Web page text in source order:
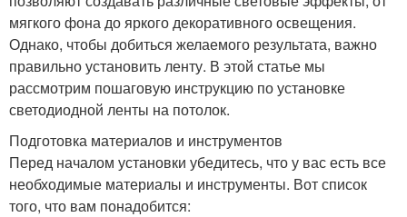
мягкого фона до яркого декоративного освещения.
Однако, чтобы добиться желаемого результата, важно
правильно установить ленту. В этой статье мы
рассмотрим пошаговую инструкцию по установке
светодиодной ленты на потолок.
Подготовка материалов и инструментов
Перед началом установки убедитесь, что у вас есть все
необходимые материалы и инструменты. Вот список
того, что вам понадобится: